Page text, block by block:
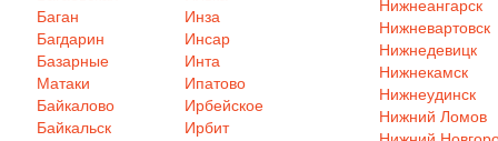
Баган
Багдарин
Базарные
Матаки
Байкалово
Байкальск
Инза
Инсар
Инта
Ипатово
Ирбейское
Ирбит
Нижнеангарск
Нижневартовск
Нижнедевицк
Нижнекамск
Нижнеудинск
Нижний Ломов